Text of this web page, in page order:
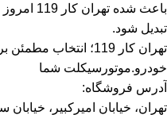
باعث
تبدیل شود.
تهران کار 119؛
خودرو.موتورسیکلت شما
آدرس فروشگاه:
تهران، خیابان امیرکبیر،